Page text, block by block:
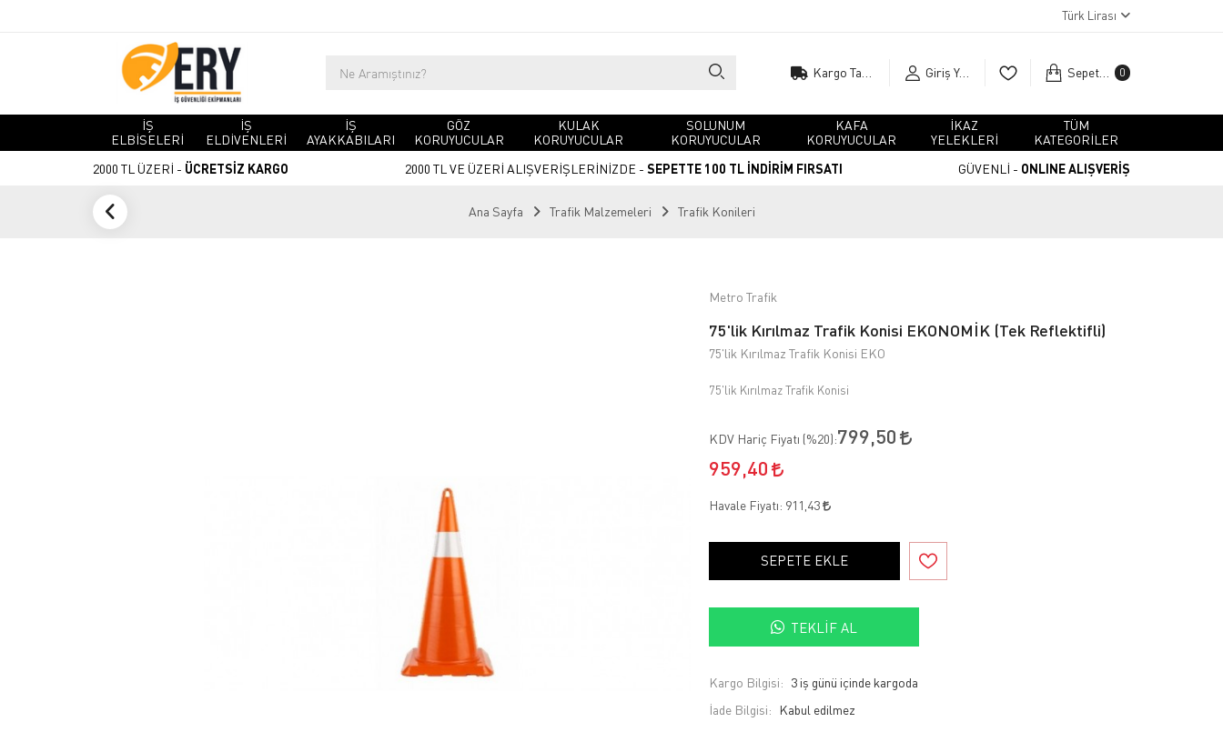
Türk Lirası
Giriş Yap Sepetim 0
İŞ
ELBİSELERİ
İŞ
ELDİVENLERİ
İŞ
AYAKKABILARI
GÖZ
KORUYUCULAR
KULAK
KORUYUCULAR
SOLUNUM
KORUYUCULAR
KAFA
KORUYUCULAR
İKAZ
YELEKLERİ
TÜM
KATEGORİLER
2000 TL ÜZERİ - ÜCRETSİZ KARGO 2000 TL VE ÜZERİ ALIŞVERİŞLERİNİZDE - SEPETTE 100 TL İNDİRİM FIRSATI GÜVENLİ - ONLINE ALIŞVERİŞ
Ana Sayfa Trafik Malzemeleri Trafik Konileri
Metro Trafik
75'lik Kırılmaz Trafik Konisi EKONOMİK (Tek Reflektifli)
75'lik Kırılmaz Trafik Konisi EKO
75'lik Kırılmaz Trafik Konisi
KDV Hariç Fiyatı (%20):799,50
959,40
Havale Fiyatı: 911,43
SEPETE EKLE
TEKLIF AL
Kargo Bilgisi: 3 iş günü içinde kargoda
İade Bilgisi: